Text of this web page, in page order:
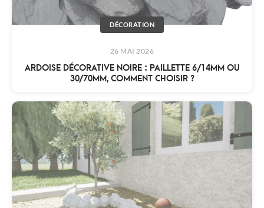
DÉCORATION
26 MAI 2026
ARDOISE DÉCORATIVE NOIRE : PAILLETTE 6/14MM OU
30/70MM, COMMENT CHOISIR ?